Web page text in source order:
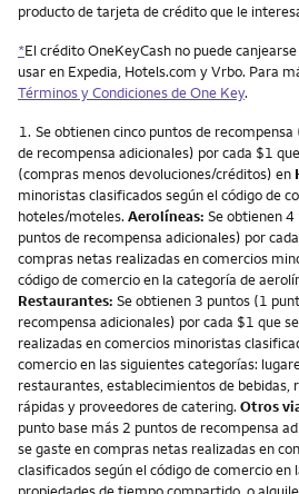
producto de tarjeta de crédito que le
*El crédito OneKeyCash no puede
usar en Expedia, Hotels.com y Vrbo. Para
Términos y Condiciones de One Key.
Nota
1. Se obtienen cinco puntos de
de recompensa adicionales) por cada $1
(compras menos devoluciones/créditos) en
minoristas clasificados según el código de
hoteles/moteles. Aerolíneas: Se obtienen
puntos de recompensa adicionales) por
compras netas realizadas en comercios
código de comercio en la categoría de
Restaurantes: Se obtienen 3 puntos (1
recompensa adicionales) por cada $1 que
realizadas en comercios minoristas
comercio en las siguientes categorías:
restaurantes, establecimientos de bebidas,
rápidas y proveedores de catering. Otros
punto base más 2 puntos de recompensa
se gaste en compras netas realizadas en
clasificados según el código de comercio en
propiedades de tiempo compartido, o